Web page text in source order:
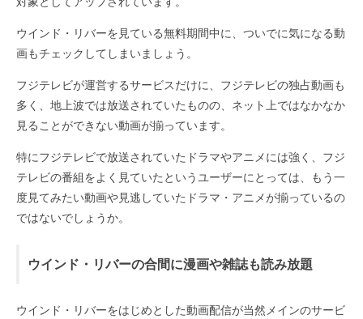
ウインド・リバーを見ている無料期間中に、ついでに気になる動
画もチェックしてしまいましょう。
フジテレビが運営するサービスだけに、フジテレビの独占動画も
多く、地上波では放送されていたものの、ネット上ではなかなか
見ることができない動画が揃っています。
特にフジテレビで放送されていたドラマやアニメには強く、フジ
テレビの番組をよく見ていたというユーザーにとっては、もう一
度見てみたい動画や見逃していたドラマ・アニメが揃っているの
ではないでしょうか。
ウインド・リバーの合間に漫画や雑誌も読み放題
ウインド・リバーをはじめとした動画配信が当然メインのサービ